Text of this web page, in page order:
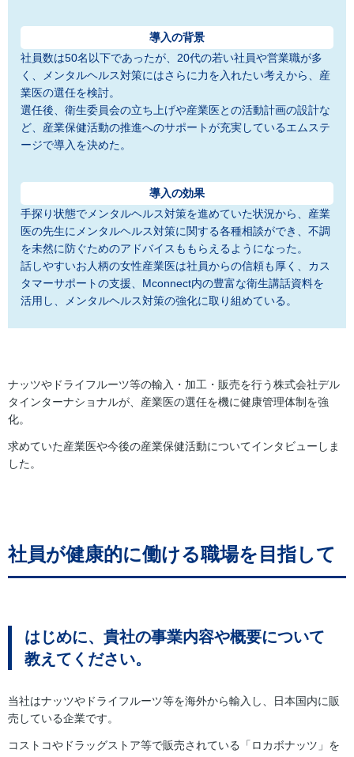
導入の背景
社員数は50名以下であったが、20代の若い社員や営業職が多
く、メンタルヘルス対策にはさらに力を入れたい考えから、産
業医の選任を検討。
選任後、衛生委員会の立ち上げや産業医との活動計画の設計な
ど、産業保健活動の推進へのサポートが充実しているエムステ
ージで導入を決めた。
導入の効果
手探り状態でメンタルヘルス対策を進めていた状況から、産業
医の先生にメンタルヘルス対策に関する各種相談ができ、不調
を未然に防ぐためのアドバイスももらえるようになった。
話しやすいお人柄の女性産業医は社員からの信頼も厚く、カス
タマーサポートの支援、Mconnect内の豊富な衛生講話資料を
活用し、メンタルヘルス対策の強化に取り組めている。
ナッツやドライフルーツ等の輸入・加工・販売を行う株式会社デル
タインターナショナルが、産業医の選任を機に健康管理体制を強
化。
求めていた産業医や今後の産業保健活動についてインタビューしま
した。
社員が健康的に働ける職場を目指して
はじめに、貴社の事業内容や概要について
教えてください。
当社はナッツやドライフルーツ等を海外から輸入し、日本国内に販
売している企業です。
コストコやドラッグストア等で販売されている「ロカボナッツ」を